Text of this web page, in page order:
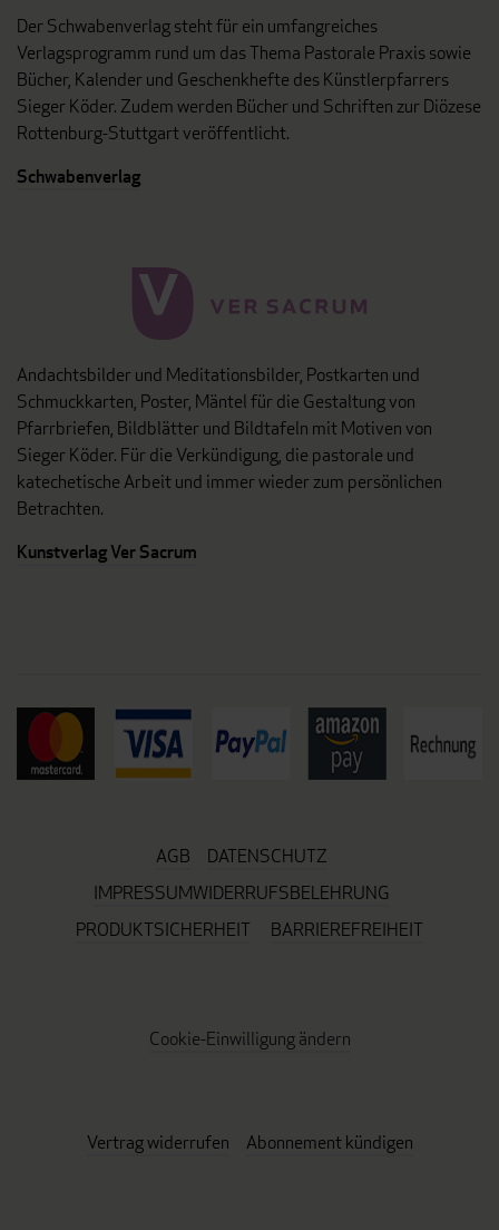
Der Schwabenverlag steht für ein umfangreiches
Verlagsprogramm rund um das Thema Pastorale Praxis sowie
Bücher, Kalender und Geschenkhefte des Künstlerpfarrers
Sieger Köder. Zudem werden Bücher und Schriften zur Diözese
Rottenburg-Stuttgart veröffentlicht.
Schwabenverlag
Andachtsbilder und Meditationsbilder, Postkarten und
Schmuckkarten, Poster, Mäntel für die Gestaltung von
Pfarrbriefen, Bildblätter und Bildtafeln mit Motiven von
Sieger Köder. Für die Verkündigung, die pastorale und
katechetische Arbeit und immer wieder zum persönlichen
Betrachten.
Kunstverlag Ver Sacrum
AGB
DATENSCHUTZ
IMPRESSUMWIDERRUFSBELEHRUNG
PRODUKTSICHERHEIT
BARRIEREFREIHEIT
Cookie-Einwilligung ändern
Vertrag widerrufen Abonnement kündigen